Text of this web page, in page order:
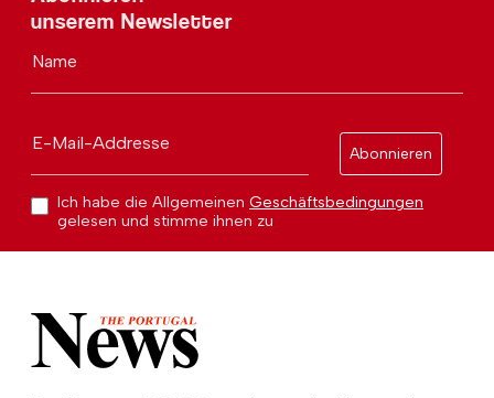
unserem Newsletter
Name
E-Mail-Addresse
Abonnieren
Ich habe die Allgemeinen Geschäftsbedingungen
gelesen und stimme ihnen zu